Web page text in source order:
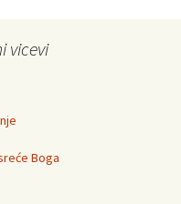
vicevi
Boga